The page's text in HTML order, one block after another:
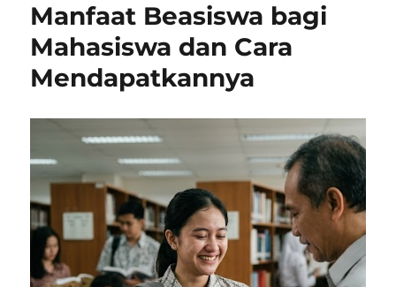
Manfaat Beasiswa bagi
Mahasiswa dan Cara
Mendapatkannya